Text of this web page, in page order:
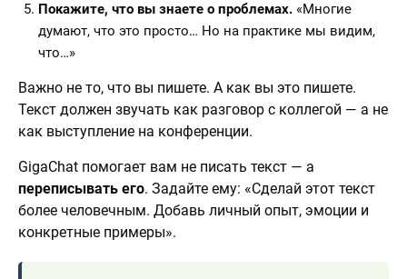
Покажите, что вы знаете о проблемах. «Многие
думают, что это просто… Но на практике мы видим,
что…»
Важно не то, что вы пишете. А как вы это пишете.
Текст должен звучать как разговор с коллегой — а не
как выступление на конференции.
GigaChat помогает вам не писать текст — а
переписывать его. Задайте ему: «Сделай этот текст
более человечным. Добавь личный опыт, эмоции и
конкретные примеры».